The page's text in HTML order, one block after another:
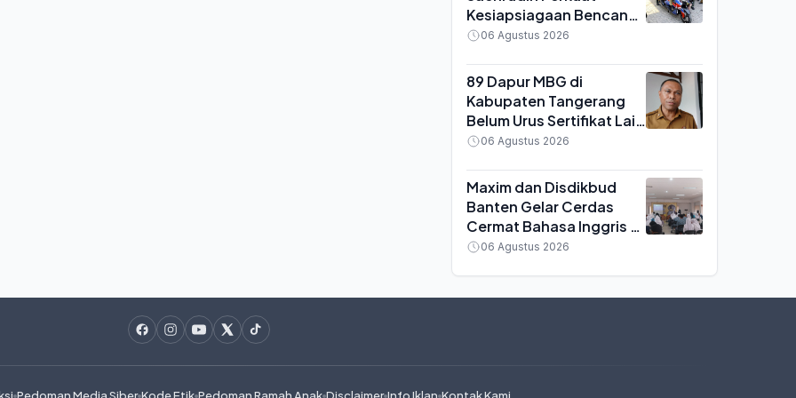
Kesiapsiagaan Bencana,
BPBD Terima 16 Unit
APAR
06 Agustus 2026
89 Dapur MBG di
Kabupaten Tangerang
Belum Urus Sertifikat Laik
Higiene, Terancam Sanksi
06 Agustus 2026
Maxim dan Disdikbud
Banten Gelar Cerdas
Cermat Bahasa Inggris di
Serang, SMA Negeri 6
06 Agustus 2026